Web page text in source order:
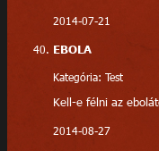
2014-07-21
EBOLA
Kategória: Test
Kell-e félni az
2014-08-27